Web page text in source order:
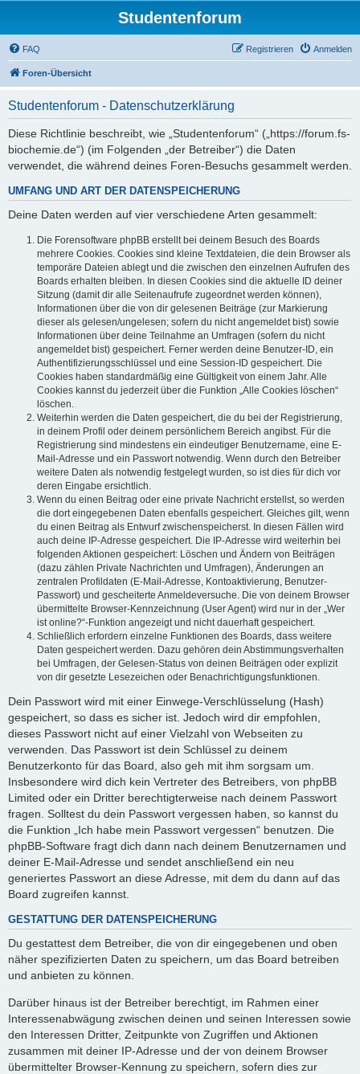
Studentenforum
FAQ Anmelden
Registrieren
Foren-Übersicht
Studentenforum - Datenschutzerklärung
Diese Richtlinie beschreibt, wie „Studentenforum“ („https://forum.fs-
biochemie.de“) (im Folgenden „der Betreiber“) die Daten
verwendet, die während deines Foren-Besuchs gesammelt werden.
UMFANG UND ART DER DATENSPEICHERUNG
Deine Daten werden auf vier verschiedene Arten gesammelt:
Die Forensoftware phpBB erstellt bei deinem Besuch des Boards
mehrere Cookies. Cookies sind kleine Textdateien, die dein Browser als
temporäre Dateien ablegt und die zwischen den einzelnen Aufrufen des
Boards erhalten bleiben. In diesen Cookies sind die aktuelle ID deiner
Sitzung (damit dir alle Seitenaufrufe zugeordnet werden können),
Informationen über die von dir gelesenen Beiträge (zur Markierung
dieser als gelesen/ungelesen; sofern du nicht angemeldet bist) sowie
Informationen über deine Teilnahme an Umfragen (sofern du nicht
angemeldet bist) gespeichert. Ferner werden deine Benutzer-ID, ein
Authentifizierungsschlüssel und eine Session-ID gespeichert. Die
Cookies haben standardmäßig eine Gültigkeit von einem Jahr. Alle
Cookies kannst du jederzeit über die Funktion „Alle Cookies löschen“
löschen.
Weiterhin werden die Daten gespeichert, die du bei der Registrierung,
in deinem Profil oder deinem persönlichem Bereich angibst. Für die
Registrierung sind mindestens ein eindeutiger Benutzername, eine E-
Mail-Adresse und ein Passwort notwendig. Wenn durch den Betreiber
weitere Daten als notwendig festgelegt wurden, so ist dies für dich vor
deren Eingabe ersichtlich.
Wenn du einen Beitrag oder eine private Nachricht erstellst, so werden
die dort eingegebenen Daten ebenfalls gespeichert. Gleiches gilt, wenn
du einen Beitrag als Entwurf zwischenspeicherst. In diesen Fällen wird
auch deine IP-Adresse gespeichert. Die IP-Adresse wird weiterhin bei
folgenden Aktionen gespeichert: Löschen und Ändern von Beiträgen
(dazu zählen Private Nachrichten und Umfragen), Änderungen an
zentralen Profildaten (E-Mail-Adresse, Kontoaktivierung, Benutzer-
Passwort) und gescheiterte Anmeldeversuche. Die von deinem Browser
übermittelte Browser-Kennzeichnung (User Agent) wird nur in der „Wer
ist online?“-Funktion angezeigt und nicht dauerhaft gespeichert.
Schließlich erfordern einzelne Funktionen des Boards, dass weitere
Daten gespeichert werden. Dazu gehören dein Abstimmungsverhalten
bei Umfragen, der Gelesen-Status von deinen Beiträgen oder explizit
von dir gesetzte Lesezeichen oder Benachrichtigungsfunktionen.
Dein Passwort wird mit einer Einwege-Verschlüsselung (Hash)
gespeichert, so dass es sicher ist. Jedoch wird dir empfohlen,
dieses Passwort nicht auf einer Vielzahl von Webseiten zu
verwenden. Das Passwort ist dein Schlüssel zu deinem
Benutzerkonto für das Board, also geh mit ihm sorgsam um.
Insbesondere wird dich kein Vertreter des Betreibers, von phpBB
Limited oder ein Dritter berechtigterweise nach deinem Passwort
fragen. Solltest du dein Passwort vergessen haben, so kannst du
die Funktion „Ich habe mein Passwort vergessen“ benutzen. Die
phpBB-Software fragt dich dann nach deinem Benutzernamen und
deiner E-Mail-Adresse und sendet anschließend ein neu
generiertes Passwort an diese Adresse, mit dem du dann auf das
Board zugreifen kannst.
GESTATTUNG DER DATENSPEICHERUNG
Du gestattest dem Betreiber, die von dir eingegebenen und oben
näher spezifizierten Daten zu speichern, um das Board betreiben
und anbieten zu können.
Darüber hinaus ist der Betreiber berechtigt, im Rahmen einer
Interessenabwägung zwischen deinen und seinen Interessen sowie
den Interessen Dritter, Zeitpunkte von Zugriffen und Aktionen
zusammen mit deiner IP-Adresse und der von deinem Browser
übermittelter Browser-Kennung zu speichern, sofern dies zur